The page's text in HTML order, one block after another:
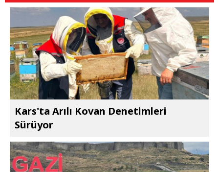
Kars'ta Arılı Kovan Denetimleri
Sürüyor